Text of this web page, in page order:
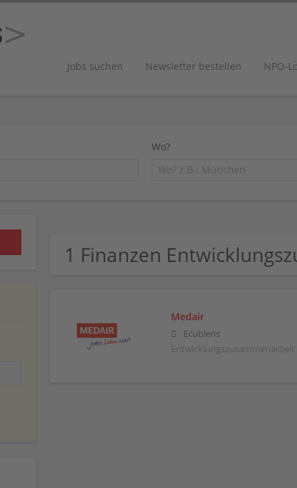
Jobs suchen Newsletter bestellen NPO-
Wo?
1 Finanzen
Medair
Ecublens
Entwicklungszusammenarbeit